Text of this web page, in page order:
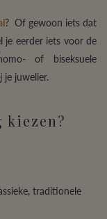
? Of gewoon iets dat
je eerder iets voor de
of biseksuele
je juwelier.
kiezen?
traditionele